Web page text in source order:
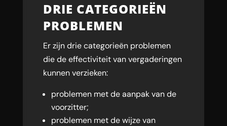
DRIE CATEGORIEËN
PROBLEMEN
Er zijn drie categorieën problemen
die de effectiviteit van vergaderingen
kunnen verzieken:
problemen met de aanpak van de
voorzitter;
problemen met de wijze van